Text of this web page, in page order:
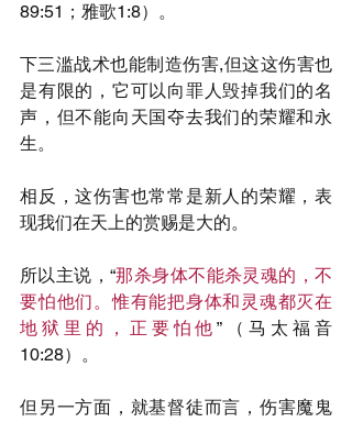
89:51；雅歌1:8）。
下三滥战术也能制造伤害,但这这伤害也
是有限的，它可以向罪人毁掉我们的名
声，但不能向天国夺去我们的荣耀和永
生。
相反，这伤害也常常是新人的荣耀，表
现我们在天上的赏赐是大的。
所以主说，“那杀身体不能杀灵魂的，不
要怕他们。惟有能把身体和灵魂都灭在
地狱里的，正要怕他”（马太福音
10:28）。
但另一方面，就基督徒而言，伤害魔鬼